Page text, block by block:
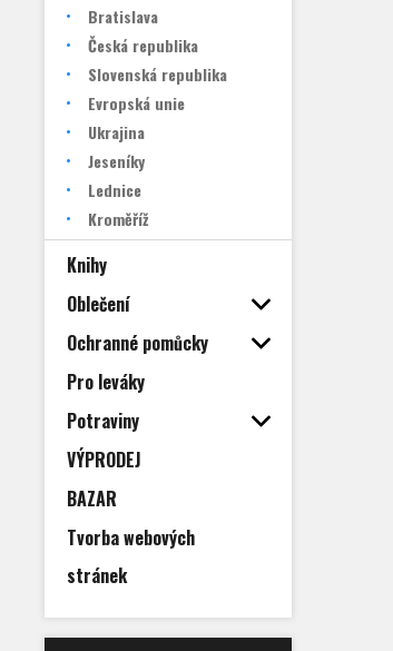
Bratislava
Česká republika
Slovenská republika
Evropská unie
Ukrajina
Jeseníky
Lednice
Kroměříž
Knihy
Oblečení
Ochranné pomůcky
Pro leváky
Potraviny
VÝPRODEJ
BAZAR
Tvorba webových
stránek